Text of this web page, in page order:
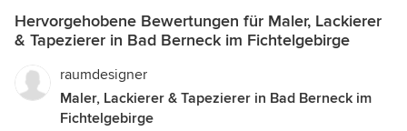
Hervorgehobene Bewertungen für Maler, Lackierer
& Tapezierer in Bad Berneck im Fichtelgebirge
raumdesigner
Maler, Lackierer & Tapezierer in Bad Berneck im
Fichtelgebirge